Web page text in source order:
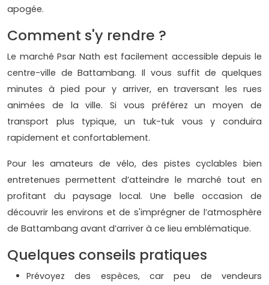
apogée.
Comment s'y rendre ?
Le marché Psar Nath est facilement accessible depuis le
centre-ville de Battambang. Il vous suffit de quelques
minutes à pied pour y arriver, en traversant les rues
animées de la ville. Si vous préférez un moyen de
transport plus typique, un tuk-tuk vous y conduira
rapidement et confortablement.
Pour les amateurs de vélo, des pistes cyclables bien
entretenues permettent d’atteindre le marché tout en
profitant du paysage local. Une belle occasion de
découvrir les environs et de s'imprégner de l’atmosphère
de Battambang avant d’arriver à ce lieu emblématique.
Quelques conseils pratiques
Prévoyez des espèces, car peu de vendeurs